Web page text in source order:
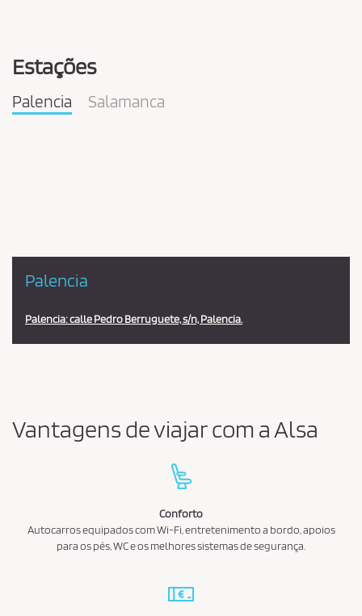
Estações
Palencia Salamanca
Palencia
Palencia: calle Pedro Berruguete, s/n, Palencia.
Vantagens de viajar com a Alsa
Conforto
Autocarros equipados com Wi-Fi, entretenimento a bordo, apoios
para os pés, WC e os melhores sistemas de segurança.